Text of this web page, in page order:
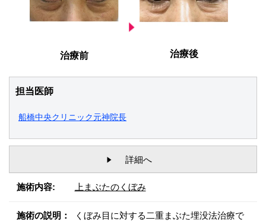
治療前 治療後
担当医師
船橋中央クリニック元神院長
詳細へ
施術内容: 上まぶたのくぼみ
施術の説明：
くぼみ目に対する二重まぶた埋没法治療で